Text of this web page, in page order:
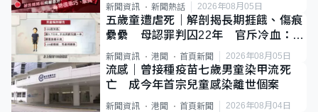
新聞資訊 新聞熱話 2026年08月05日
五歲童遭虐死｜解剖揭長期捱餓、傷痕
纍纍 母認罪判囚22年 官斥冷血：同
類案最惡劣
新聞資訊 港聞 首頁新聞 2026年08月05日
流感｜曾接種疫苗七歲男童染甲流死
亡 成今年首宗兒童感染離世個案
新聞資訊 港聞 首頁新聞 2026年08月04日